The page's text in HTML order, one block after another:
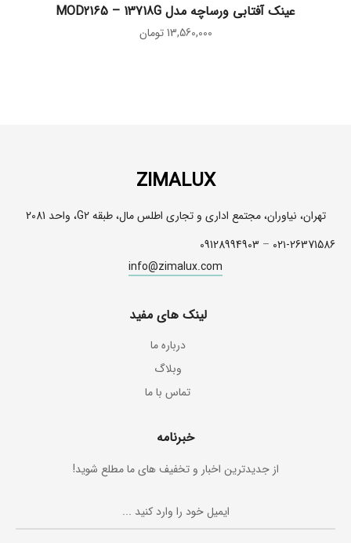
افزودن به سبد خرید
عینک آفتابی ورساچه مدل MOD2165 – 13718G
13,560,000 تومان
ZIMALUX
تهران، نیاوران، مجتمع اداری و تجاری اطلس مال، طبقه G2، واحد 2081
۰۲۱-26371586 –
09128994903
info@zimalux.com
لینک های مفید
درباره ما
وبلاگ
تماس با ما
خبرنامه
از جدیدترین اخبار و تخفیف های ما مطلع شوید!